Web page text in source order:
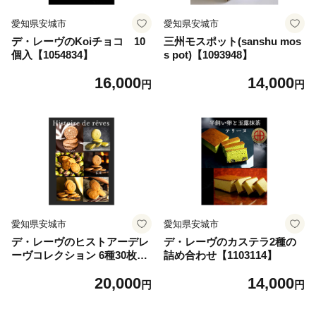
愛知県安城市
デ・レーヴのKoiチョコ 10
個入【1054834】
16,000円
愛知県安城市
三州モスポット(sanshu mos
s pot)【1093948】
14,000円
愛知県安城市
デ・レーヴのヒストアーデレ
ーヴコレクション 6種30枚入
20,000円
愛知県安城市
デ・レーヴのカステラ2種の
詰め合わせ【1103114】
14,000円